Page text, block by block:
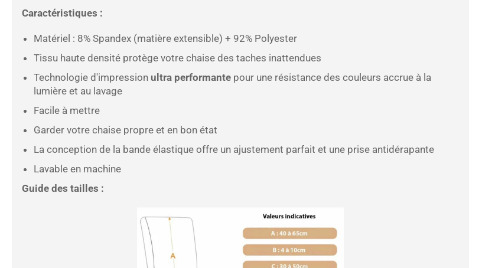
Caractéristiques :
Matériel : 8% Spandex (matière extensible) + 92% Polyester
Tissu haute densité protège votre chaise des taches inattendues
Technologie d'impression ultra performante pour une résistance des couleurs accrue à la
lumière et au lavage
Facile à mettre
Garder votre chaise propre et en bon état
La conception de la bande élastique offre un ajustement parfait et une prise antidérapante
Lavable en machine
Guide des tailles :